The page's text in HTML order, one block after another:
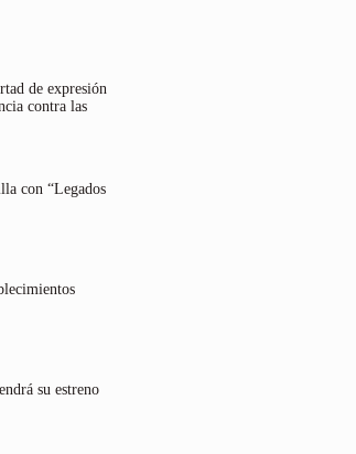
de expresión
contra las
con “Legados
su estreno